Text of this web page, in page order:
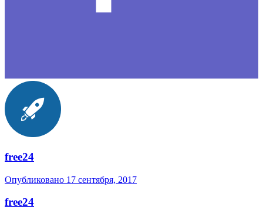
free24
Опубликовано 17 сентября, 2017
free24